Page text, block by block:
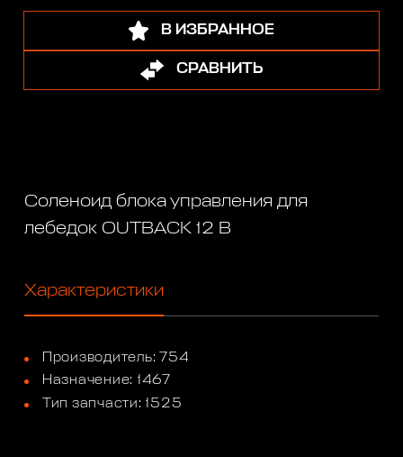
В ИЗБРАННОЕ
СРАВНИТЬ
Соленоид блока управления для
лебедок OUTBACK 12 В
Характеристики
Производитель: 754
Назначение: 1467
Тип запчасти: 1525